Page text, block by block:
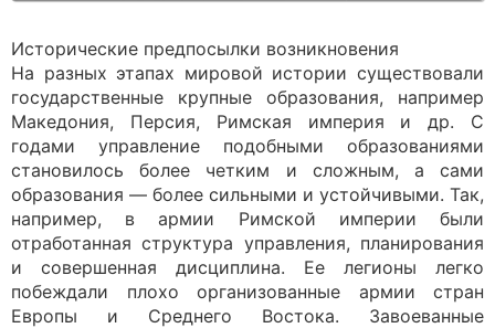
Исторические предпосылки возникновения
На разных этапах мировой истории существовали
государственные крупные образования, например
Македония, Персия, Римская империя и др. С
годами управление подобными образованиями
становилось более четким и сложным, а сами
образования — более сильными и устойчивыми. Так,
например, в армии Римской империи были
отработанная структура управления, планирования
и совершенная дисциплина. Ее легионы легко
побеждали плохо организованные армии стран
Европы и Среднего Востока. Завоеванные